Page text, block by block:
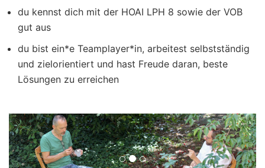
du kennst dich mit der HOAI LPH 8 sowie der VOB
gut aus
du bist ein*e Teamplayer*in, arbeitest selbstständig
und zielorientiert und hast Freude daran, beste
Lösungen zu erreichen